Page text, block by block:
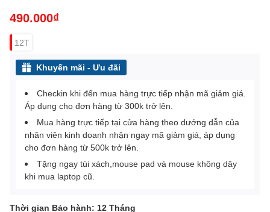
490.000₫
12T
Khuyến mãi - Ưu đãi
Checkin khi đến mua hàng trực tiếp nhận mã giảm giá.
Áp dụng cho đơn hàng từ 300k trở lên.
Mua hàng trực tiếp tại cửa hàng theo dướng dẫn của
nhân viên kinh doanh nhận ngay mã giảm giá, áp dụng
cho đơn hàng từ 500k trở lên.
Tặng ngay túi xách,mouse pad và mouse không dây
khi mua laptop cũ.
Thời gian Bảo hành: 12 Tháng